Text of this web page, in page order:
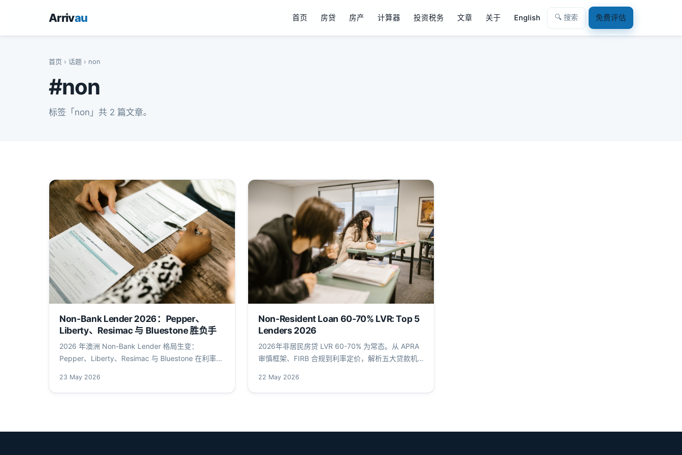
Arrivau 首页 房贷 房产 计算器 投资税务 文章 关于 English 🔍 搜索 免费评估
首页 › 话题 › non
#non
标签「non」共 2 篇文章。
Non-Bank Lender 2026：Pepper、
Liberty、Resimac 与 Bluestone 胜负手
2026 年澳洲 Non-Bank Lender 格局生变：
Pepper、Liberty、Resimac 与 Bluestone 在利率、
Arrivau 中文站深度拆解四家非银行贷款机构的核心
数据与政策红利，含 RBA、APRA、FIRB 一手源链
23 May 2026
Non-Resident Loan 60-70% LVR: Top 5
Lenders 2026
2026年非居民房贷 LVR 60-70% 为常态。从 APRA
审慎框架、FIRB 合规到利率定价，解析五大贷款机
22 May 2026